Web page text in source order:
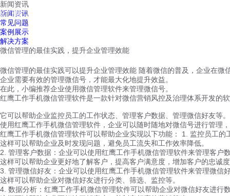
红鹰工作手机
新闻资讯
新闻资讯
常见问题
案例展示
解决方案
微信管理的最佳实践，提升企业管理效能
微信管理的最佳实践可以提升企业管理效能 随着微信的普及，企业在
企业需要有效的管理微信号，才能最大化地提升效益。
在此，小编推荐企业使用微信管理软件来管理微信号。
红鹰工作手机微信管理软件是一款针对微信营销风控及治理体系开发的
它可以帮助企业监控员工的工作状态、管理客户数据、管理微信好友等。
使用红鹰工作手机微信管理软件，企业可以随时随地对微信号进行管理
红鹰工作手机微信管理软件可以帮助企业实现以下功能： 1. 监控员工
这样可以帮助企业及时发现问题，避免员工流失和工作效率降低。
2. 管理客户数据：企业可以使用红鹰工作手机微信管理软件来管理客户
这样可以帮助企业更好地了解客户，提高客户满意度，增加客户的忠诚
3. 管理微信好友：企业可以使用红鹰工作手机微信管理软件来管理微信
这样可以帮助企业对微信好友进行分类、筛选、监控等。
4. 数据分析：红鹰工作手机微信管理软件可以帮助企业对微信好友进行